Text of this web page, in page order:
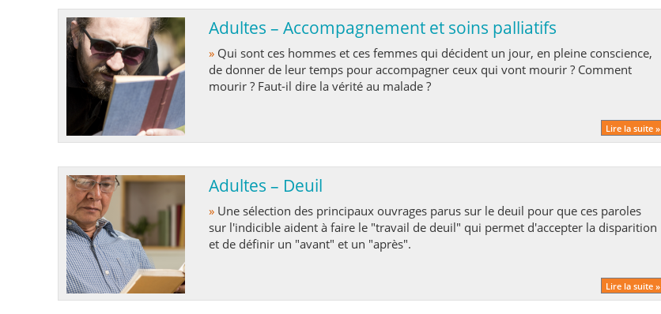
Adultes – Accompagnement et soins palliatifs
»
de donner de leur temps pour accompagner ceux qui vont mourir ? Comment
mourir ? Faut-il dire la vérité au malade ?
Lire la suite »
Adultes – Deuil
»
sur l'indicible aident à faire le "travail de deuil" qui permet d'accepter la disparition
et de définir un "avant" et un "après".
Lire la suite »